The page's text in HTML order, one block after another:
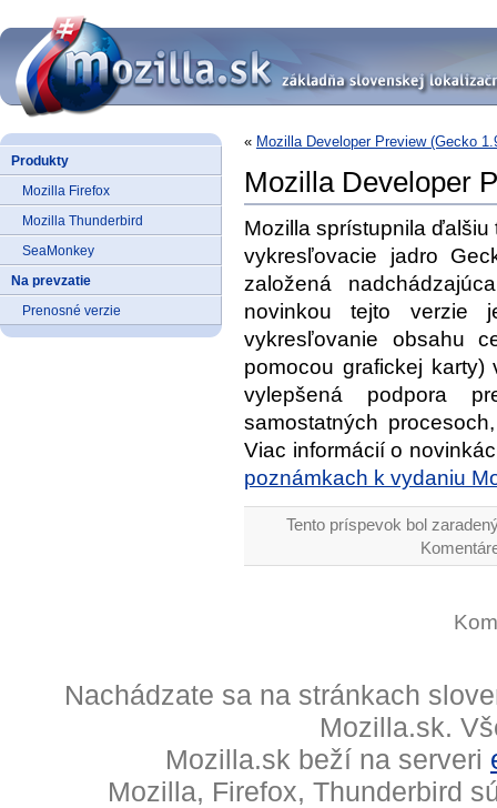
Produkty
Mozilla Firefox
Mozilla Thunderbird
SeaMonkey
Na prevzatie
Prenosné verzie
« Mozilla Developer Preview (Gecko
Mozilla Developer
Mozilla sprístupnila
vykresľovacie jadro
založená
novinkou tejto verzie
vykresľovanie obsahu
pomocou grafickej
vylepšená podpora
samostatných
Viac informácií o
poznámkach k vydaniu
Tento príspevok bol
Nachádzate sa na stránkach
Mozilla.sk.
Mozilla.sk beží na serveri
Mozilla, Firefox, Thunderbird